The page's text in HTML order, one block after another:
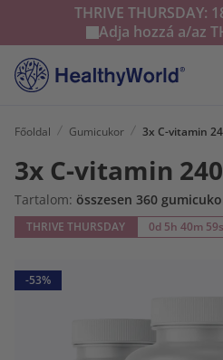
THRIVE THURSDAY:
Adja hozzá a/az
Főoldal Gumicukor 3x C-vitamin
3x C-vitamin
Tartalom: összesen 360
THRIVE THURSDAY 0d 5h 40m 58s
-53%